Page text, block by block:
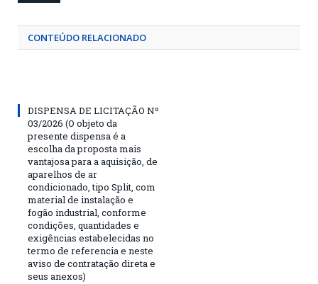
CONTEÚDO RELACIONADO
DISPENSA DE LICITAÇÃO Nº
03/2026 (O objeto da
presente dispensa é a
escolha da proposta mais
vantajosa para a aquisição, de
aparelhos de ar
condicionado, tipo Split, com
material de instalação e
fogão industrial, conforme
condições, quantidades e
exigências estabelecidas no
termo de referencia e neste
aviso de contratação direta e
seus anexos)